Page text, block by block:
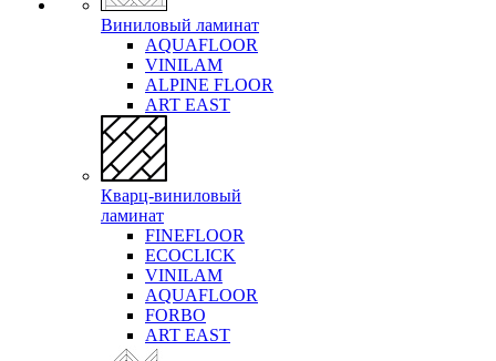
Виниловый ламинат
AQUAFLOOR
VINILAM
ALPINE FLOOR
ART EAST
Кварц-виниловый
ламинат
FINEFLOOR
ECOCLICK
VINILAM
AQUAFLOOR
FORBO
ART EAST